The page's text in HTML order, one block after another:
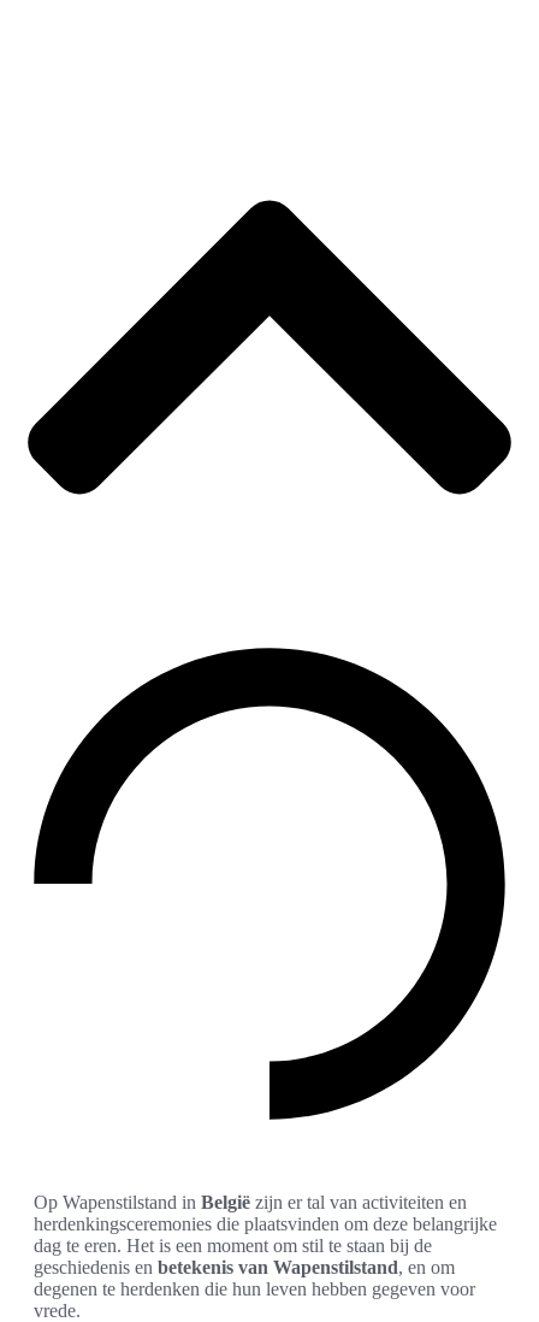
Op Wapenstilstand in België zijn er tal van activiteiten en
herdenkingsceremonies die plaatsvinden om deze belangrijke
dag te eren. Het is een moment om stil te staan bij de
geschiedenis en betekenis van Wapenstilstand, en om
degenen te herdenken die hun leven hebben gegeven voor
vrede.